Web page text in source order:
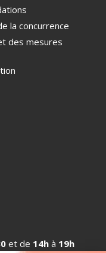
la concurrence
des mesures
et de 14h à 19h